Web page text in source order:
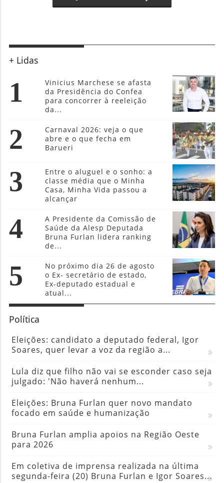
+ Lidas
1
Vinicius Marchese se afasta
da Presidência do Confea
para concorrer à reeleição
da...
2
Carnaval 2026: veja o que
abre e o que fecha em
Barueri
3
Entre o aluguel e o sonho: a
classe média que o Minha
Casa, Minha Vida passou a
alcançar
4
A Presidente da Comissão de
Saúde da Alesp Deputada
Bruna Furlan lidera ranking
de...
5
No próximo dia 26 de agosto
o Ex- secretário de estado,
Ex-deputado estadual e
atual...
Política
Eleições: candidato a deputado federal, Igor
Soares, quer levar a voz da região a...
Lula diz que filho não vai se esconder caso seja
julgado: 'Não haverá nenhum...
Eleições: Bruna Furlan quer novo mandato
focado em saúde e humanização
Bruna Furlan amplia apoios na Região Oeste
para 2026
Em coletiva de imprensa realizada na última
segunda-feira (20) Bruna Furlan e Igor Soares...